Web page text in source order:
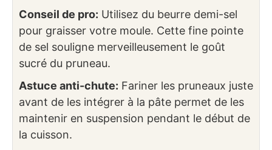
Conseil de pro: Utilisez du beurre demi-sel
pour graisser votre moule. Cette fine pointe
de sel souligne merveilleusement le goût
sucré du pruneau.
Astuce anti-chute: Fariner les pruneaux juste
avant de les intégrer à la pâte permet de les
maintenir en suspension pendant le début de
la cuisson.